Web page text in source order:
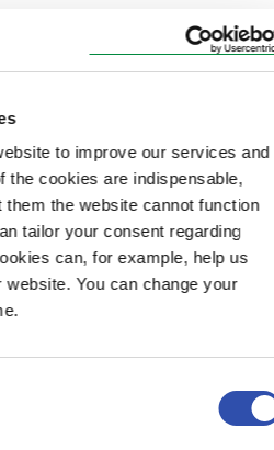
to improve our services and
the cookies are indispensable,
the website cannot function
tailor your consent regarding
can, for example, help us
You can change your
vuoden 2020
matkaketjutarjonta
ilmaisella
auton saa
aikaisintaan
merkittyä lähtöaikaa.
on 12 tuntia.
on jo eri kaupunkien
HSL:n ja Tampereella
esimerkiksi